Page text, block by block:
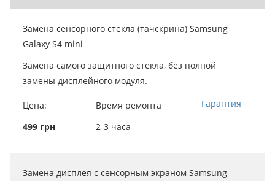
Замена сенсорного стекла (тачскрина) Samsung
Galaxy S4 mini
Замена самого защитного стекла, без полной
замены дисплейного модуля.
Цена:
499 грн
Время ремонта
2-3 часа
Гарантия
Замена дисплея c сенсорным экраном Samsung